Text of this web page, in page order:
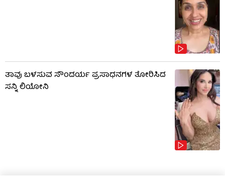
ತಾವು ಬಳಸುವ ಸೌಂದರ್ಯ ಪ್ರಸಾಧನಗಳ ತೋರಿಸಿದ
ಸನ್ನಿ ಲಿಯೋನಿ